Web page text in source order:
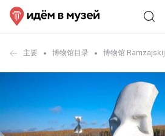
主要 博物馆目录 博物馆 Ramzajskij